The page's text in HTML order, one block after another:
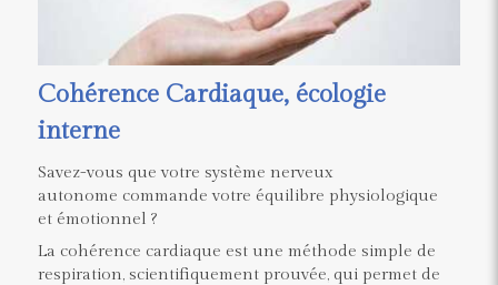
Cohérence Cardiaque, écologie
interne
Savez-vous que votre système nerveux
autonome commande votre équilibre physiologique
et émotionnel ?
La cohérence cardiaque est une méthode simple de
respiration, scientifiquement prouvée, qui permet de